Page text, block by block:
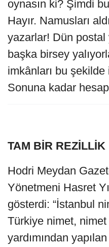
oynasın ki? Şimdi
Hayır. Namusları
yazarlar! Dün postal
başka birsey
imkânları bu
Sonuna kadar
TAM BİR REZİLLİK
Hodri Meydan
Yönetmeni Hasret
gösterdi: “İstanbul
Türkiye nimet,
yardımından